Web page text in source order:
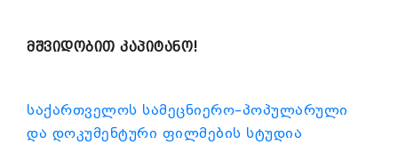
მშვიდობით კაპიტანო!
საქართველოს სამეცნიერო–პოპულარული
და დოკუმენტური ფილმების სტუდია